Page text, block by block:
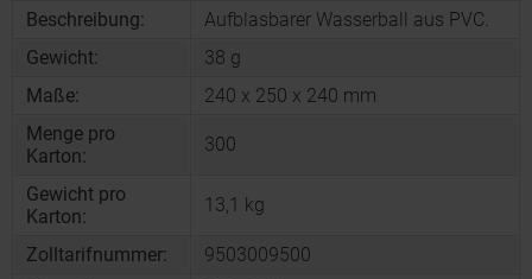
Beschreibung:
Aufblasbarer Wasserball aus PVC.
Gewicht:
38 g
Maße:
240 x 250 x 240 mm
Menge pro
Karton:
300
Gewicht pro
Karton:
13,1 kg
Zolltarifnummer:
9503009500